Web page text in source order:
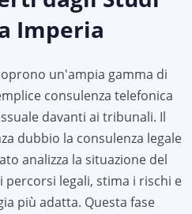
Imperia
un'ampia gamma di
consulenza telefonica
davanti ai tribunali. Il
dubbio la consulenza legale
analizza la situazione del
legali, stima i rischi e
più adatta. Questa fase